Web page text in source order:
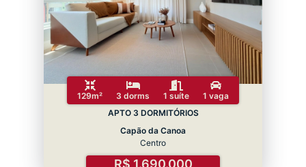
129m² 3 dorms 1 suíte
1 vaga
APTO 3 DORMITÓRIOS
Capão da Canoa
Centro
R$ 1.690.000